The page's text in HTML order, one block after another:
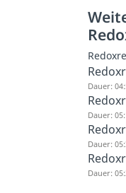
Dauer:
Dauer:
Dauer:
Dauer: